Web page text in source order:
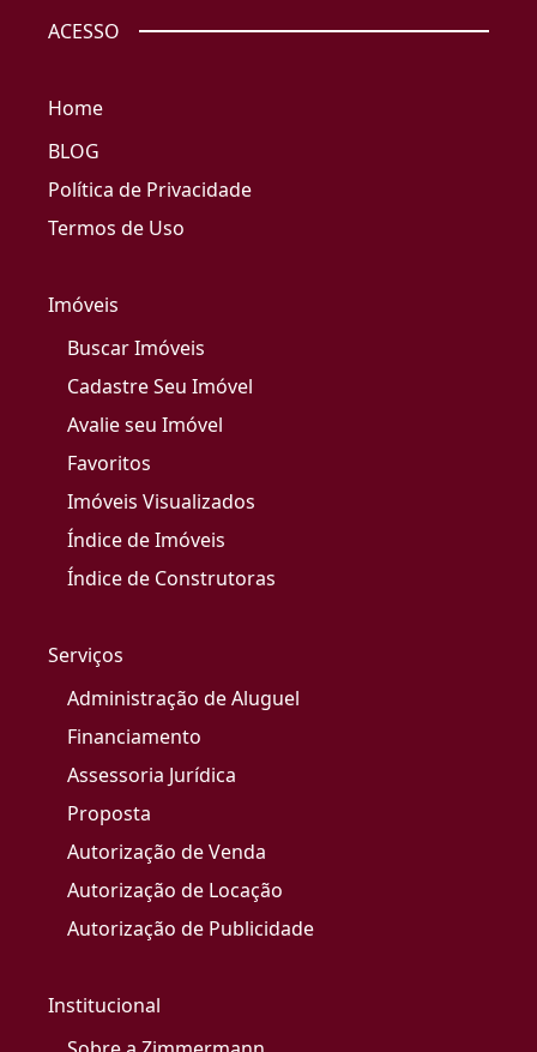
ACESSO
Home
BLOG
Política de Privacidade
Termos de Uso
Imóveis
Buscar Imóveis
Cadastre Seu Imóvel
Avalie seu Imóvel
Favoritos
Imóveis Visualizados
Índice de Imóveis
Índice de Construtoras
Serviços
Administração de Aluguel
Financiamento
Assessoria Jurídica
Proposta
Autorização de Venda
Autorização de Locação
Autorização de Publicidade
Institucional